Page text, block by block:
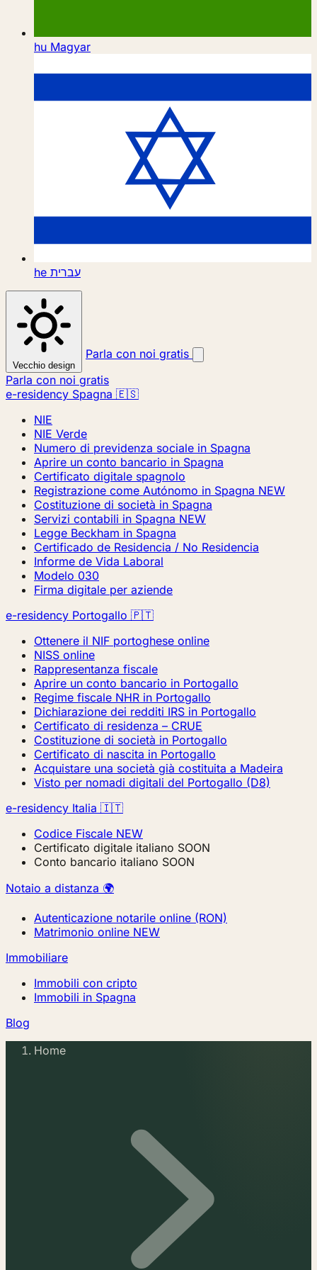
hu Magyar
he עברית
Vecchio design
Parla con noi gratis
Parla con noi gratis
e-residency Spagna 🇪🇸
NIE
NIE Verde
Numero di previdenza sociale in Spagna
Aprire un conto bancario in Spagna
Certificato digitale spagnolo
Registrazione come Autónomo in Spagna NEW
Costituzione di società in Spagna
Servizi contabili in Spagna NEW
Legge Beckham in Spagna
Certificado de Residencia / No Residencia
Informe de Vida Laboral
Modelo 030
Firma digitale per aziende
e-residency Portogallo 🇵🇹
Ottenere il NIF portoghese online
NISS online
Rappresentanza fiscale
Aprire un conto bancario in Portogallo
Regime fiscale NHR in Portogallo
Dichiarazione dei redditi IRS in Portogallo
Certificato di residenza – CRUE
Costituzione di società in Portogallo
Certificato di nascita in Portogallo
Acquistare una società già costituita a Madeira
Visto per nomadi digitali del Portogallo (D8)
e-residency Italia 🇮🇹
Codice Fiscale NEW
Certificato digitale italiano SOON
Conto bancario italiano SOON
Notaio a distanza 🌍
Autenticazione notarile online (RON)
Matrimonio online NEW
Immobiliare
Immobili con cripto
Immobili in Spagna
Blog
Home